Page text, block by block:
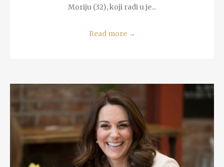
Moriju (32), koji radi u je...
Read more →
READ MORE